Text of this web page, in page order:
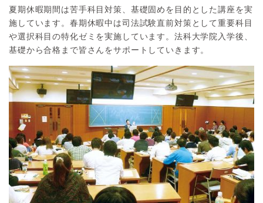
夏期休暇期間は苦手科目対策、基礎固めを目的とした講座を実
施しています。春期休暇中は司法試験直前対策として重要科目
や選択科目の特化ゼミを実施しています。法科大学院入学後、
基礎から合格まで皆さんをサポートしていきます。